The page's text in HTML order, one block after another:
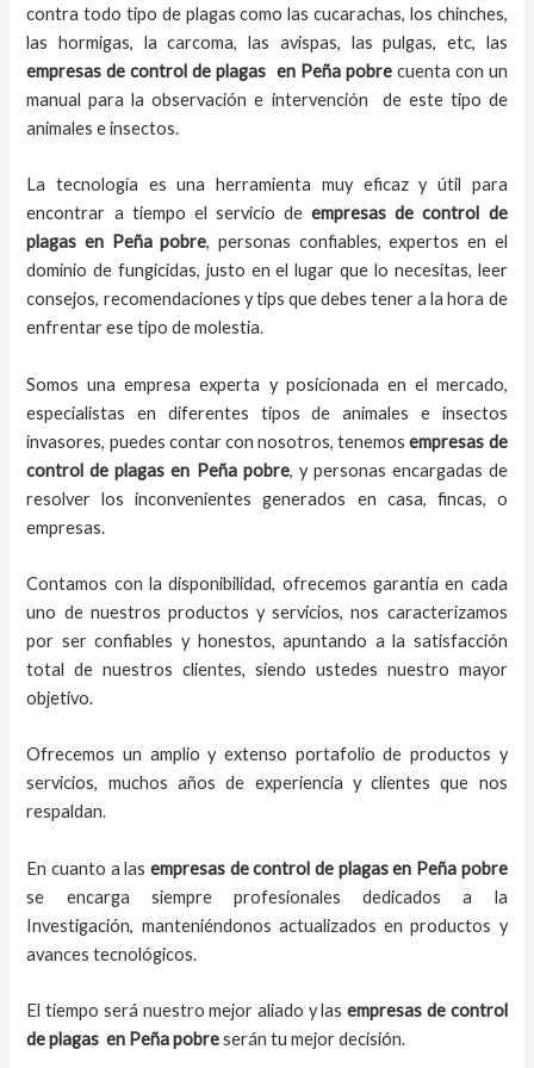
contra todo tipo de plagas como las cucarachas, los chinches,
las hormigas, la carcoma, las avispas, las pulgas, etc, las
empresas de control de plagas en Peña pobrecuenta con un
manual para la observación e intervención de este tipo de
animales e insectos.
La tecnología es una herramienta muy eficaz y útil para
encontrar a tiempo el servicio deempresas de control de
plagas en Peña pobre, personas confiables, expertos en el
dominio de fungicidas, justo en el lugar que lo necesitas, leer
consejos, recomendaciones y tips que debes tener a la hora de
enfrentar ese tipo de molestia.
Somos una empresa experta y posicionada en el mercado,
especialistas en diferentes tipos de animales e insectos
invasores, puedes contar con nosotros, tenemosempresas de
control de plagas en Peña pobre, y personas encargadas de
resolver los inconvenientes generados en casa, fincas, o
empresas.
Contamos con la disponibilidad, ofrecemos garantía en cada
uno de nuestros productos y servicios, nos caracterizamos
por ser confiables y honestos, apuntando a la satisfacción
total de nuestros clientes, siendo ustedes nuestro mayor
objetivo.
Ofrecemos un amplio y extenso portafolio de productos y
servicios, muchos años de experiencia y clientes que nos
respaldan.
En cuanto a lasempresas de control de plagasen Peña pobre
se encarga siempre profesionales dedicados a la
Investigación, manteniéndonos actualizados en productos y
avances tecnológicos.
El tiempo será nuestro mejor aliado y lasempresas de control
de plagas en Peña pobreserán tu mejor decisión.